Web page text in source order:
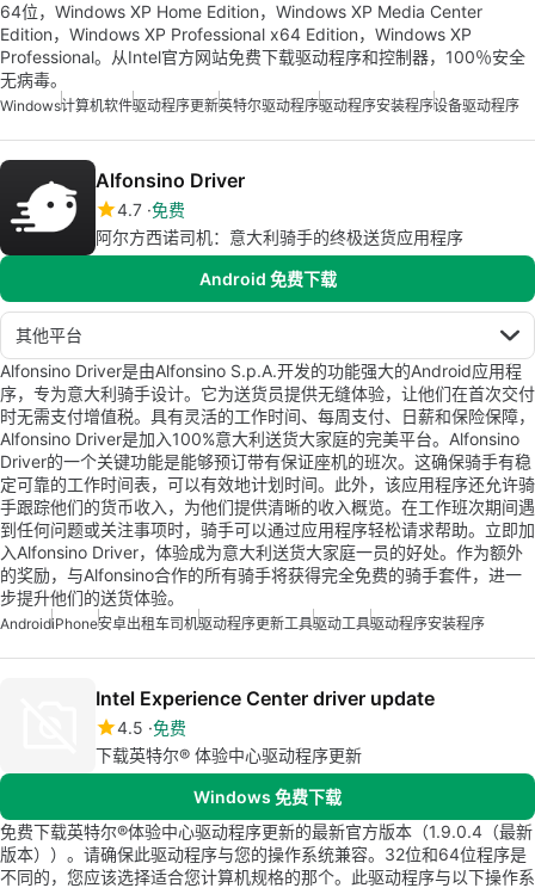
64位，Windows XP Home Edition，Windows XP Media Center
Edition，Windows XP Professional x64 Edition，Windows XP
Professional。从Intel官方网站免费下载驱动程序和控制器，100％安全
无病毒。
Windows计算机软件驱动程序更新英特尔驱动程序驱动程序安装程序设备驱动程序
Alfonsino Driver
4.7 免费
阿尔方西诺司机：意大利骑手的终极送货应用程序
Android 免费下载
其他平台
Alfonsino Driver是由Alfonsino S.p.A.开发的功能强大的Android应用程
序，专为意大利骑手设计。它为送货员提供无缝体验，让他们在首次交付
时无需支付增值税。具有灵活的工作时间、每周支付、日薪和保险保障，
Alfonsino Driver是加入100%意大利送货大家庭的完美平台。Alfonsino
Driver的一个关键功能是能够预订带有保证座机的班次。这确保骑手有稳
定可靠的工作时间表，可以有效地计划时间。此外，该应用程序还允许骑
手跟踪他们的货币收入，为他们提供清晰的收入概览。在工作班次期间遇
到任何问题或关注事项时，骑手可以通过应用程序轻松请求帮助。立即加
入Alfonsino Driver，体验成为意大利送货大家庭一员的好处。作为额外
的奖励，与Alfonsino合作的所有骑手将获得完全免费的骑手套件，进一
步提升他们的送货体验。
AndroidiPhone安卓出租车司机驱动程序更新工具驱动工具驱动程序安装程序
Intel Experience Center driver update
4.5 免费
下载英特尔® 体验中心驱动程序更新
Windows 免费下载
免费下载英特尔®体验中心驱动程序更新的最新官方版本（1.9.0.4（最新
版本））。请确保此驱动程序与您的操作系统兼容。32位和64位程序是
不同的，您应该选择适合您计算机规格的那个。此驱动程序与以下操作系